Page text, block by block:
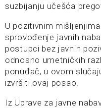
suzbijanju učešća
U pozitivnim
sprovođenje javnih
postupci bez javnih
odnosno umetničkih
ponuđač, u ovom
izvršiti ovaj posao.
Iz Uprave za javne